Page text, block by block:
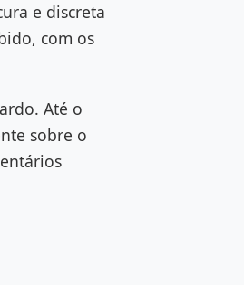
e discreta
com os
Até o
sobre o